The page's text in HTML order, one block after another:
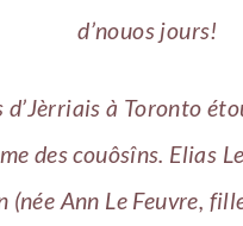
d’nouos jours!
d’Jèrriais à Toronto
des couôsîns. Elias
(née Ann Le Feuvre,